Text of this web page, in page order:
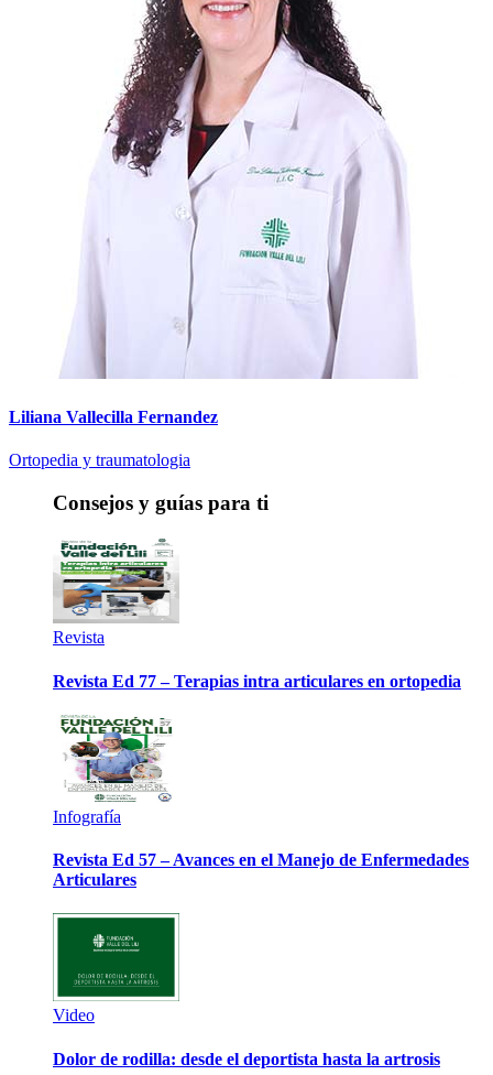
Liliana Vallecilla Fernandez
Ortopedia y traumatologia
Consejos y guías para ti
Revista
Revista Ed 77 – Terapias intra articulares en ortopedia
Infografía
Revista Ed 57 – Avances en el Manejo de Enfermedades
Articulares
Video
Dolor de rodilla: desde el deportista hasta la artrosis